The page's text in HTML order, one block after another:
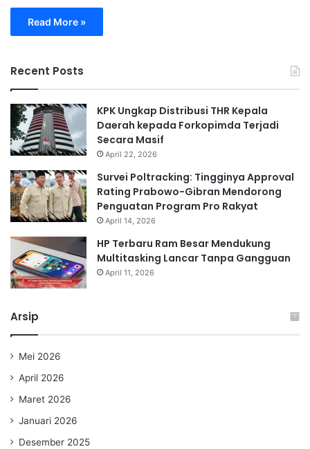
Read More »
Recent Posts
KPK Ungkap Distribusi THR Kepala
Daerah kepada Forkopimda Terjadi
Secara Masif
April 22, 2026
Survei Poltracking: Tingginya Approval
Rating Prabowo-Gibran Mendorong
Penguatan Program Pro Rakyat
April 14, 2026
HP Terbaru Ram Besar Mendukung
Multitasking Lancar Tanpa Gangguan
April 11, 2026
Arsip
Mei 2026
April 2026
Maret 2026
Januari 2026
Desember 2025